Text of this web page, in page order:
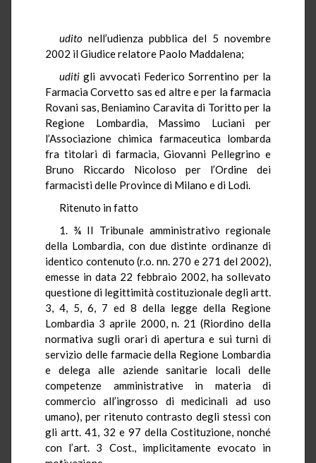
udito nell’udienza pubblica del 5 novembre
2002 il Giudice relatore Paolo Maddalena;
uditi gli avvocati Federico Sorrentino per la
Farmacia Corvetto sas ed altre e per la farmacia
Rovani sas, Beniamino Caravita di Toritto per la
Regione Lombardia, Massimo Luciani per
l’Associazione chimica farmaceutica lombarda
fra titolari di farmacia, Giovanni Pellegrino e
Bruno Riccardo Nicoloso per l’Ordine dei
farmacisti delle Province di Milano e di Lodi.
Ritenuto in fatto
1. ¾ Il Tribunale amministrativo regionale
della Lombardia, con due distinte ordinanze di
identico contenuto (r.o. nn. 270 e 271 del 2002),
emesse in data 22 febbraio 2002, ha sollevato
questione di legittimità costituzionale degli artt.
3, 4, 5, 6, 7 ed 8 della legge della Regione
Lombardia 3 aprile 2000, n. 21 (Riordino della
normativa sugli orari di apertura e sui turni di
servizio delle farmacie della Regione Lombardia
e delega alle aziende sanitarie locali delle
competenze amministrative in materia di
commercio all’ingrosso di medicinali ad uso
umano), per ritenuto contrasto degli stessi con
gli artt. 41, 32 e 97 della Costituzione, nonché
con l’art. 3 Cost., implicitamente evocato in